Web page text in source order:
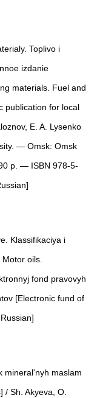
Toplivo i
izdanie
materials. Fuel and
publication for local
E. A. Lysenko
— Omsk: Omsk
p. — ISBN 978-5-
Klassifikaciya i
oils.
fond pravovyh
[Electronic fund of
mineral'nyh maslam
/ Sh. Akyeva, O.